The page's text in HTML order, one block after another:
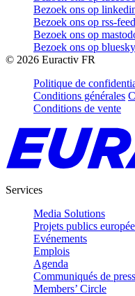
Bezoek ons op
Bezoek ons op rss-feed
Bezoek ons op
Bezoek ons op bluesky
© 2026 Euractiv FR
Politique de
Conditions générales
Conditions de vente
Services
Media Solutions
Projets publics
Evénements
Emplois
Agenda
Communiqués de
Members’ Circle